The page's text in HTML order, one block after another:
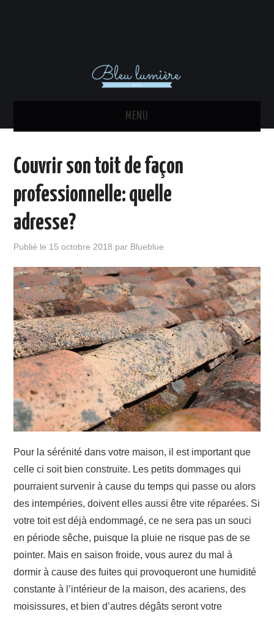
MENU
MAISON
IMMO
JARDIN
TRAVAUX
DÉMÉNAGEMENT
Couvrir son toit de façon
professionnelle: quelle
adresse?
Publié le 15 octobre 2018 par Blueblue
Pour la sérénité dans votre maison, il est important que
celle ci soit bien construite. Les petits dommages qui
pourraient survenir à cause du temps qui passe ou alors
des intempéries, doivent elles aussi être vite réparées. Si
votre toit est déjà endommagé, ce ne sera pas un souci
en période sêche, puisque la pluie ne risque pas de se
pointer. Mais en saison froide, vous aurez du mal à
dormir à cause des fuites qui provoqueront une humidité
constante à l’intérieur de la maison, des acariens, des
moisissures, et bien d’autres dégâts seront votre